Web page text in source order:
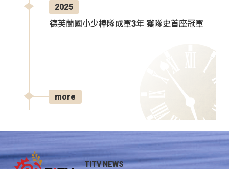
2025
德芙蘭國小少棒隊成軍3年 獲隊史首座冠軍
more
TITV NEWS